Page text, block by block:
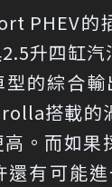
PHEV的
升四缸
型的綜合
搭載的
。而如果
還有可能